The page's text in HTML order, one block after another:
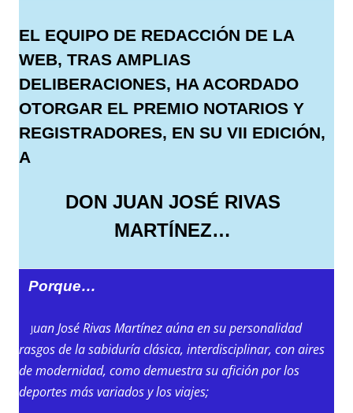
EL EQUIPO DE REDACCIÓN DE LA
WEB, TRAS AMPLIAS
DELIBERACIONES, HA ACORDADO
OTORGAR EL PREMIO NOTARIOS Y
REGISTRADORES, EN SU VII EDICIÓN,
A
DON JUAN JOSÉ RIVAS
MARTÍNEZ…
Porque…
Juan José Rivas Martínez aúna en su personalidad
rasgos de la sabiduría clásica, interdisciplinar, con aires
de modernidad, como demuestra su afición por los
deportes más variados y los viajes;